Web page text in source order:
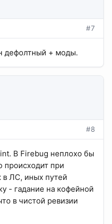
#7
дефолтный + моды.
#8
В Firebug неплохо бы
происходит при
в ЛС, иных путей
- гадание на кофейной
в чистой ревизии